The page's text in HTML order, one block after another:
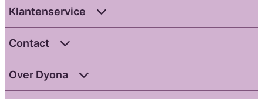
Klantenservice
Contact
Over Dyona